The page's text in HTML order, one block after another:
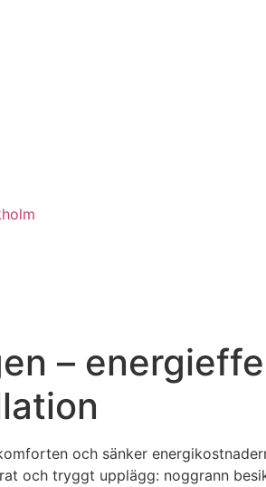
–
och sänker
och tryggt upplägg: noggrann